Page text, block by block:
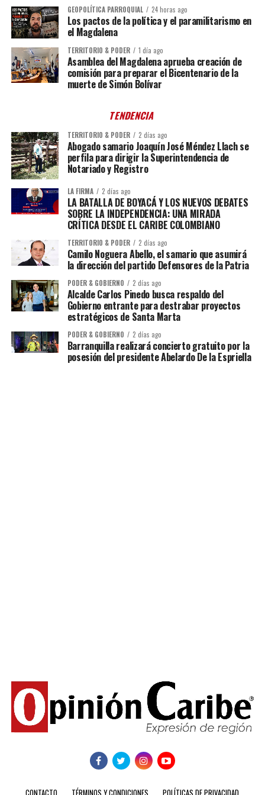
GEOPOLÍTICA PARROQUIAL 24 horas ago
Los pactos de la política y el paramilitarismo en
el Magdalena
TERRITORIO & PODER 1 día ago
Asamblea del Magdalena aprueba creación de
comisión para preparar el Bicentenario de la
muerte de Simón Bolívar
TENDENCIA
TERRITORIO & PODER 2 días ago
Abogado samario Joaquín José Méndez Llach se
perfila para dirigir la Superintendencia de
Notariado y Registro
LA FIRMA 2 días ago
LA BATALLA DE BOYACÁ Y LOS NUEVOS DEBATES
SOBRE LA INDEPENDENCIA: UNA MIRADA
CRÍTICA DESDE EL CARIBE COLOMBIANO
TERRITORIO & PODER 2 días ago
Camilo Noguera Abello, el samario que asumirá
la dirección del partido Defensores de la Patria
PODER & GOBIERNO 2 días ago
Alcalde Carlos Pinedo busca respaldo del
Gobierno entrante para destrabar proyectos
estratégicos de Santa Marta
PODER & GOBIERNO 2 días ago
Barranquilla realizará concierto gratuito por la
posesión del presidente Abelardo De la Espriella